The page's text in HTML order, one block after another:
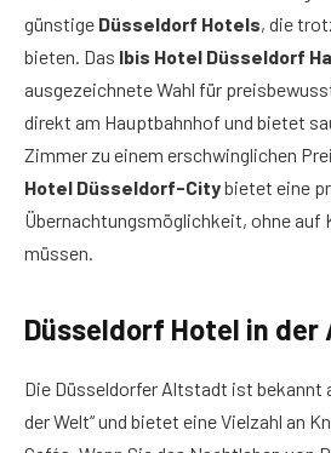
günstige Düsseldorf Hotels, die
bieten. Das Ibis Hotel Düsseldorf
ausgezeichnete Wahl für
direkt am Hauptbahnhof und bietet
Zimmer zu einem erschwinglichen
Hotel Düsseldorf-Citybietet eine
Übernachtungsmöglichkeit, ohne
müssen.
Düsseldorf Hotel in
Die Düsseldorfer Altstadt ist bekannt
der Welt“ und bietet eine Vielzahl an